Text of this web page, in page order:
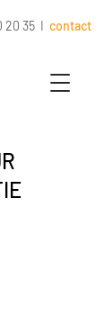
20 35 I contact